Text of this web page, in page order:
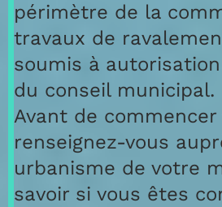
périmètre de la
travaux de
soumis à
du conseil municipal.
Avant de commencer
renseignez-vous
urbanisme de votre
savoir si vous êtes